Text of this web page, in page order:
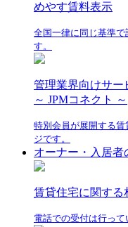
めやす賃料表示
全国一律に同じ基準
す。
管理業界向けサー
～ JPMコネクト ～
特別会員が展開する
ジです。
オーナー・入居者
賃貸住宅に関する
電話での受付は行って